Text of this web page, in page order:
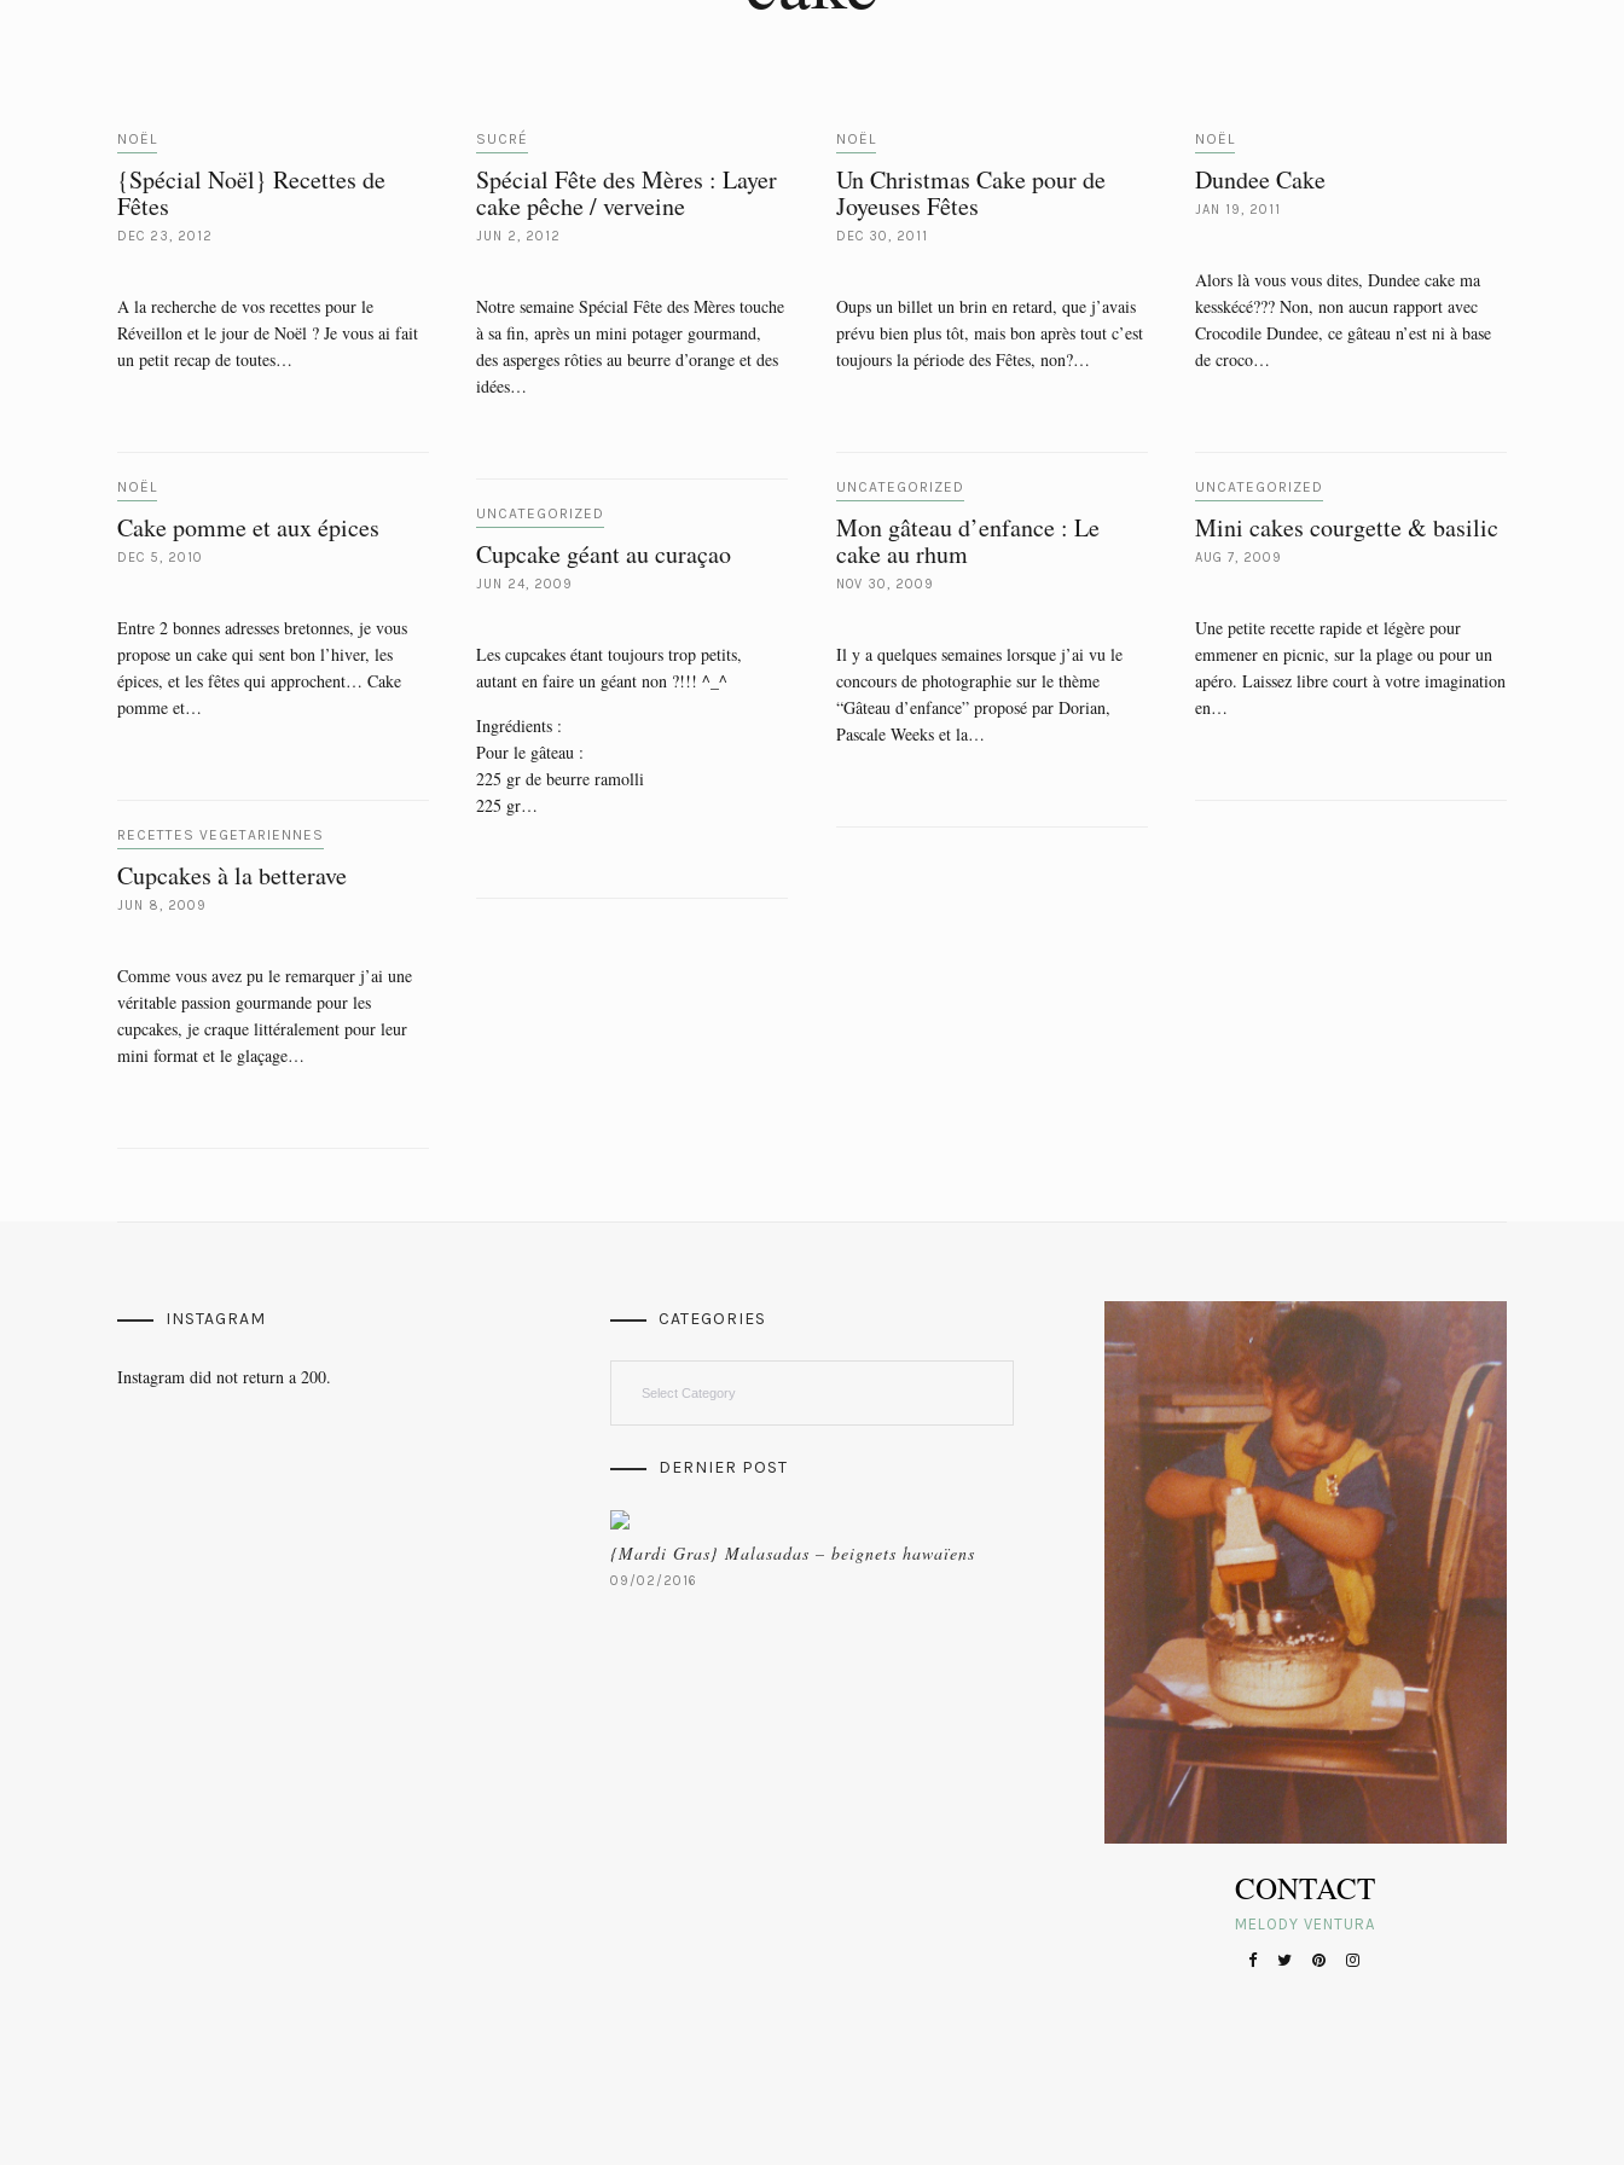
NOËL
{Spécial Noël} Recettes de
Fêtes
DEC 23, 2012
A la recherche de vos recettes pour le
Réveillon et le jour de Noël ? Je vous ai fait
un petit recap de toutes…
SUCRÉ
Spécial Fête des Mères : Layer
cake pêche / verveine
JUN 2, 2012
Notre semaine Spécial Fête des Mères touche
à sa fin, après un mini potager gourmand,
des asperges rôties au beurre d’orange et des
idées…
NOËL
Un Christmas Cake pour de
Joyeuses Fêtes
DEC 30, 2011
Oups un billet un brin en retard, que j’avais
prévu bien plus tôt, mais bon après tout c’est
toujours la période des Fêtes, non?…
NOËL
Dundee Cake
JAN 19, 2011
Alors là vous vous dites, Dundee cake ma
kesskécé??? Non, non aucun rapport avec
Crocodile Dundee, ce gâteau n’est ni à base
de croco…
NOËL
Cake pomme et aux épices
DEC 5, 2010
Entre 2 bonnes adresses bretonnes, je vous
propose un cake qui sent bon l’hiver, les
épices, et les fêtes qui approchent… Cake
pomme et…
UNCATEGORIZED
Mon gâteau d’enfance : Le
cake au rhum
NOV 30, 2009
Il y a quelques semaines lorsque j’ai vu le
concours de photographie sur le thème
“Gâteau d’enfance” proposé par Dorian,
Pascale Weeks et la…
UNCATEGORIZED
Mini cakes courgette & basilic
AUG 7, 2009
Une petite recette rapide et légère pour
emmener en picnic, sur la plage ou pour un
apéro. Laissez libre court à votre imagination
en…
UNCATEGORIZED
Cupcake géant au curaçao
JUN 24, 2009
Les cupcakes étant toujours trop petits,
autant en faire un géant non ?!!! ^_^
Ingrédients :
Pour le gâteau :
225 gr de beurre ramolli
225 gr…
RECETTES VEGETARIENNES
Cupcakes à la betterave
JUN 8, 2009
Comme vous avez pu le remarquer j’ai une
véritable passion gourmande pour les
cupcakes, je craque littéralement pour leur
mini format et le glaçage…
INSTAGRAM
Instagram did not return a 200.
CATEGORIES
DERNIER POST
{Mardi Gras} Malasadas – beignets hawaïens
09/02/2016
CONTACT
MELODY VENTURA